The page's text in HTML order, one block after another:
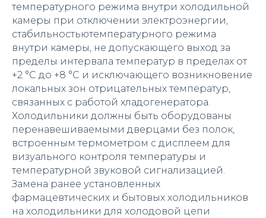
температурного режима внутри холодильной
камеры при отключении электроэнергии,
стабильностьютемпературного режима
внутри камеры, не допускающего выход за
пределы интервала температур в пределах от
+2 °С до +8 °С и исключающего возникновение
локальных зон отрицательных температур,
связанных с работой хладогенератора.
Холодильники должны быть оборудованы
перенавешиваемыми дверцами без полок,
встроенным термометром с дисплеем для
визуального контроля температуры и
температурной звуковой сигнализацией.
Замена ранее установленных
фармацевтических и бытовых холодильников
на холодильники для холодовой цепи